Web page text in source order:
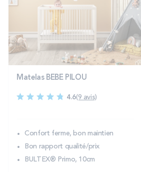
Matelas BEBE PILOU
4.6(9 avis)
Confort ferme, bon maintien
Bon rapport qualité/prix
BULTEX® Primo, 10cm